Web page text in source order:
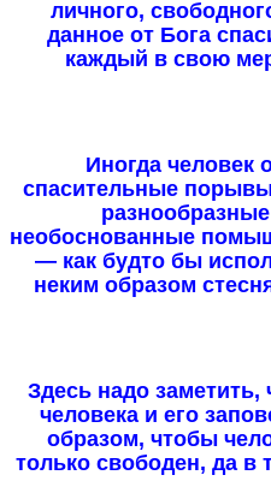
личного,
данное от Бога
каждый в свою
Иногда человек
спасительные
необоснованные
— как будто бы
неким образом
Здесь надо заметить,
человека и его
образом, чтобы
только свободен, да в